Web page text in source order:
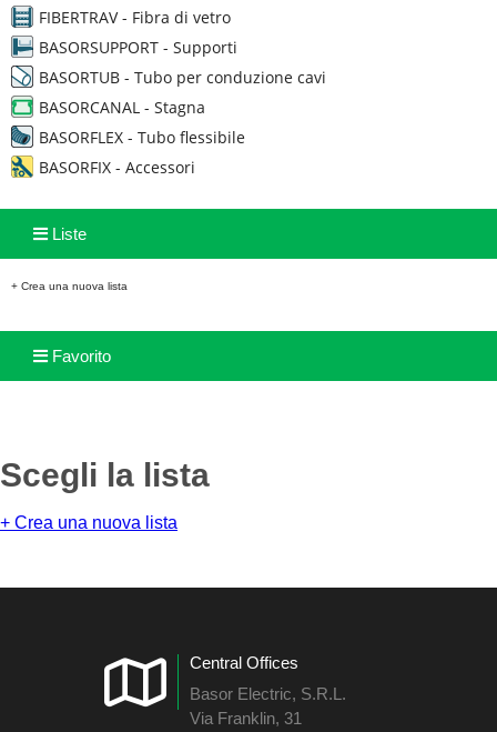
FIBERTRAV - Fibra di vetro
BASORSUPPORT - Supporti
BASORTUB - Tubo per conduzione cavi
BASORCANAL - Stagna
BASORFLEX - Tubo flessibile
BASORFIX - Accessori
Liste
+ Crea una nuova lista
Favorito
Scegli la lista
+ Crea una nuova lista
Central Offices
Basor Electric, S.R.L.
Via Franklin, 31